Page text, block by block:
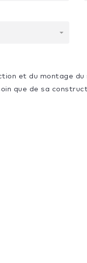
et du montage du
que de sa